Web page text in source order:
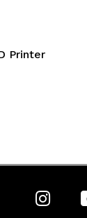
Printer